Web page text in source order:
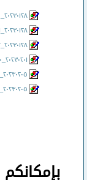
٢٠٢٣٠١٢٨_١٠٥٧٥&#16.jpg‏
٢٠٢٣٠١٢٨_١١٤٨١&#16.jpg‏
٢٠٢٣٠١٢٨_١١٤٨٢&#16.jpg‏
٢٠٢٣٠٢٠١_١٣٥١٠&#16.jpg‏
٢٠٢٣٠٢٠٥_١١١٢٠&#16.jpg‏
٢٠٢٣٠٢٠٥_١١١٢٢&#16.jpg‏
بإمكانكم